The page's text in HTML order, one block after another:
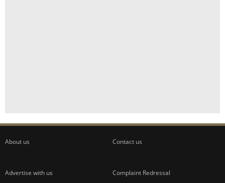
About us Contact us
Advertise with us Complaint Redressal